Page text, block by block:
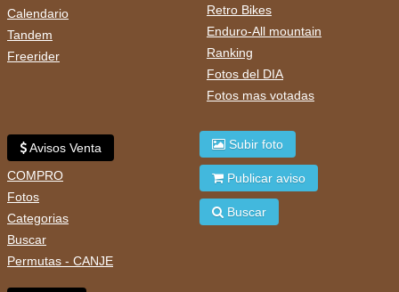
Calendario
Tandem
Freerider
Retro Bikes
Enduro-All mountain
Ranking
Fotos del DIA
Fotos mas votadas
Avisos Venta
COMPRO
Fotos
Categorias
Buscar
Permutas - CANJE
Subir foto
Publicar aviso
Buscar